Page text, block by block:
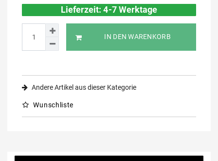
Lieferzeit: 4-7 Werktage
IN DEN WARENKORB
Andere Artikel aus dieser Kategorie
Wunschliste